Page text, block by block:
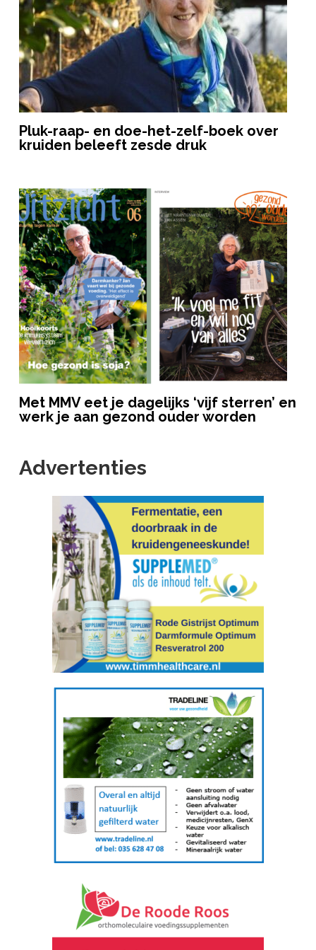
Pluk-raap- en doe-het-zelf-boek over
kruiden beleeft zesde druk
Met MMV eet je dagelijks ‘vijf sterren’ en
werk je aan gezond ouder worden
Advertenties